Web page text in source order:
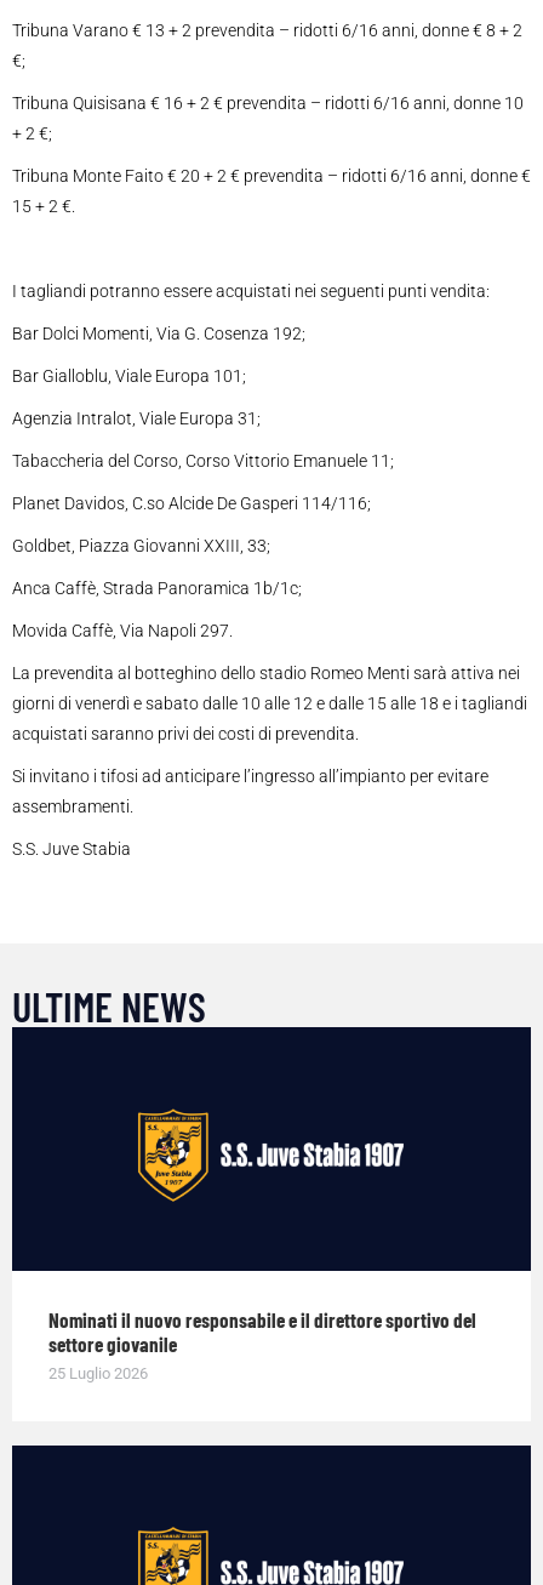
Tribuna Varano € 13 + 2 prevendita – ridotti 6/16 anni, donne € 8 + 2
€;
Tribuna Quisisana € 16 + 2 € prevendita – ridotti 6/16 anni, donne 10
+ 2 €;
Tribuna Monte Faito € 20 + 2 € prevendita – ridotti 6/16 anni, donne €
15 + 2 €.
I tagliandi potranno essere acquistati nei seguenti punti vendita:
Bar Dolci Momenti, Via G. Cosenza 192;
Bar Gialloblu, Viale Europa 101;
Agenzia Intralot, Viale Europa 31;
Tabaccheria del Corso, Corso Vittorio Emanuele 11;
Planet Davidos, C.so Alcide De Gasperi 114/116;
Goldbet, Piazza Giovanni XXIII, 33;
Anca Caffè, Strada Panoramica 1b/1c;
Movida Caffè, Via Napoli 297.
La prevendita al botteghino dello stadio Romeo Menti sarà attiva nei
giorni di venerdì e sabato dalle 10 alle 12 e dalle 15 alle 18 e i tagliandi
acquistati saranno privi dei costi di prevendita.
Si invitano i tifosi ad anticipare l’ingresso all’impianto per evitare
assembramenti.
S.S. Juve Stabia
ULTIME NEWS
Nominati il nuovo responsabile e il direttore sportivo del
settore giovanile
25 Luglio 2026